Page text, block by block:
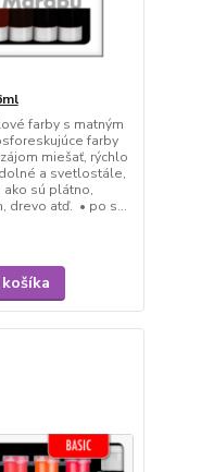
farby s matným
farby
miešať, rýchlo
a svetlostále,
ako sú plátno,
drevo atď. • po s...